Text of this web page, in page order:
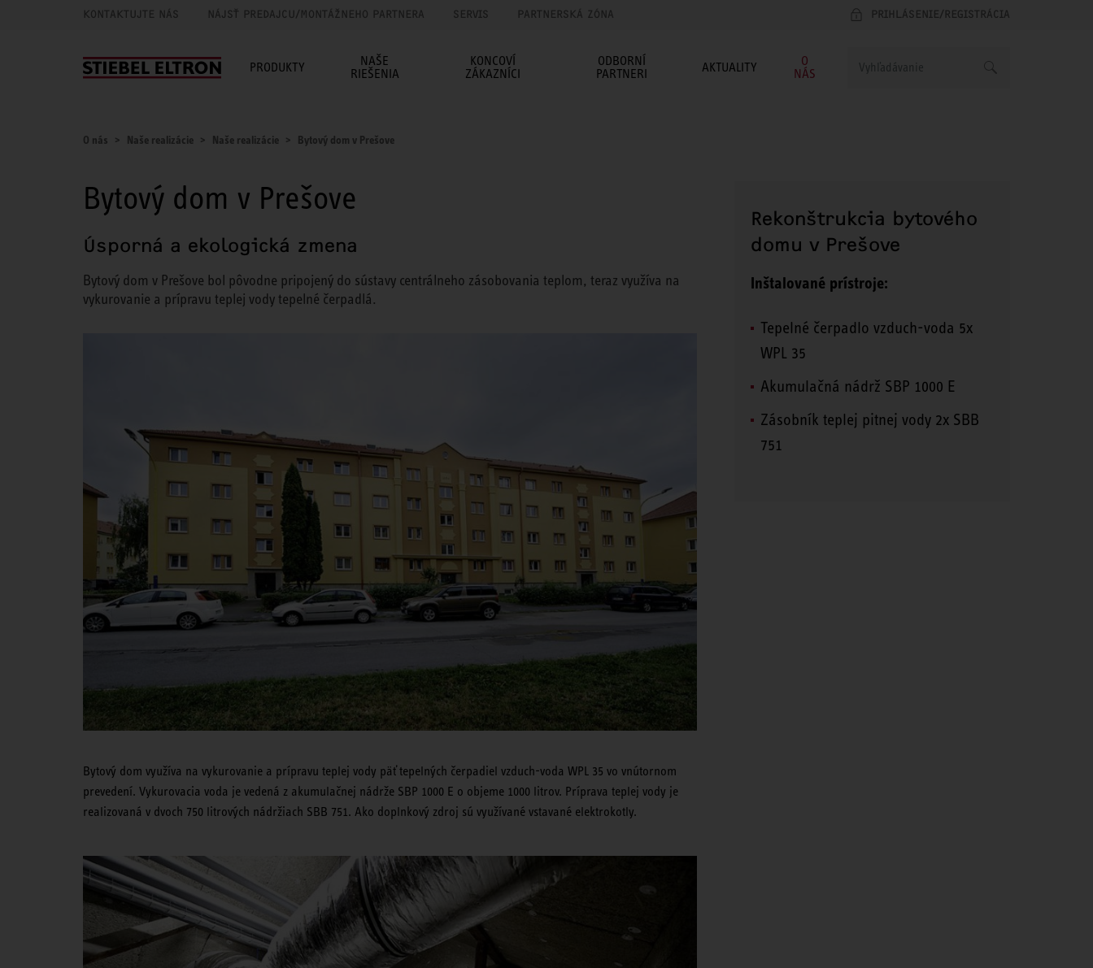
KONTAKTUJTE NÁS NÁJSŤ PREDAJCU/MONTÁŽNEHO PARTNERA SERVIS PARTNERSKÁ ZÓNA PRIHLÁSENIE/REGISTRÁCIA
PRODUKTY
NAŠE
RIEŠENIA
KONCOVÍ
ZÁKAZNÍCI
ODBORNÍ
PARTNERI
AKTUALITY
O
NÁS
O nás Naše realizácie Naše realizácie Bytový dom v Prešove
Bytový dom v Prešove
Úsporná a ekologická zmena
Bytový dom v Prešove bol pôvodne pripojený do sústavy centrálneho zásobovania teplom, teraz využíva na
vykurovanie a prípravu teplej vody tepelné čerpadlá.
Bytový dom využíva na vykurovanie a prípravu teplej vody päť tepelných čerpadiel vzduch-voda WPL 35 vo vnútornom
prevedení. Vykurovacia voda je vedená z akumulačnej nádrže SBP 1000 E o objeme 1000 litrov. Príprava teplej vody je
realizovaná v dvoch 750 litrových nádržiach SBB 751. Ako doplnkový zdroj sú využívané vstavané elektrokotly.
Rekonštrukcia bytového
domu v Prešove
Inštalované prístroje:
Tepelné čerpadlo vzduch-voda 5x
WPL 35
Akumulačná nádrž SBP 1000 E
Zásobník teplej pitnej vody 2x SBB
751